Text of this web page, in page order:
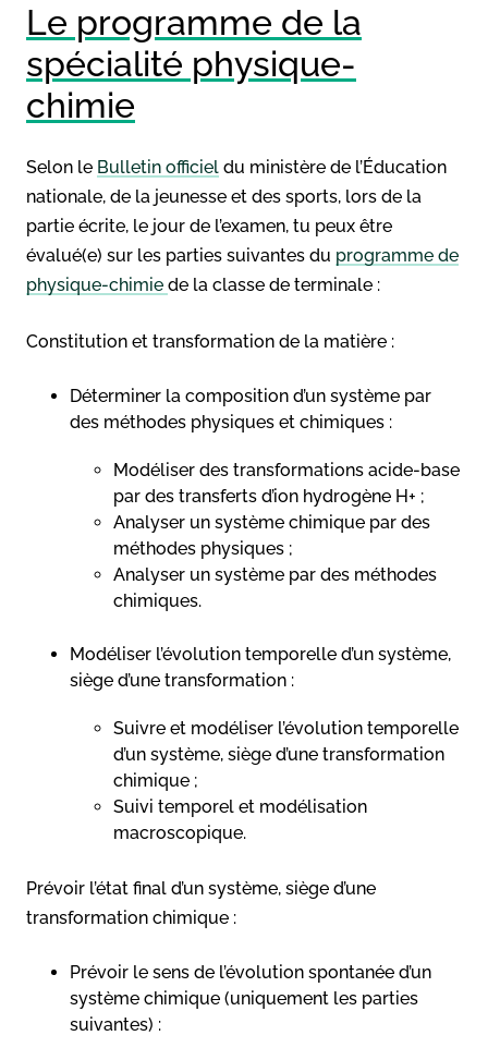
Le programme de la
spécialité physique-
chimie
Selon le Bulletin officiel du ministère de l’Éducation
nationale, de la jeunesse et des sports, lors de la
partie écrite, le jour de l’examen, tu peux être
évalué(e) sur les parties suivantes du programme de
physique-chimie de la classe de terminale :
Constitution et transformation de la matière :
Déterminer la composition d’un système par
des méthodes physiques et chimiques :
Modéliser des transformations acide-base
par des transferts d’ion hydrogène H+ ;
Analyser un système chimique par des
méthodes physiques ;
Analyser un système par des méthodes
chimiques.
Modéliser l’évolution temporelle d’un système,
siège d’une transformation :
Suivre et modéliser l’évolution temporelle
d’un système, siège d’une transformation
chimique ;
Suivi temporel et modélisation
macroscopique.
Prévoir l’état final d’un système, siège d’une
transformation chimique :
Prévoir le sens de l’évolution spontanée d’un
système chimique (uniquement les parties
suivantes) :